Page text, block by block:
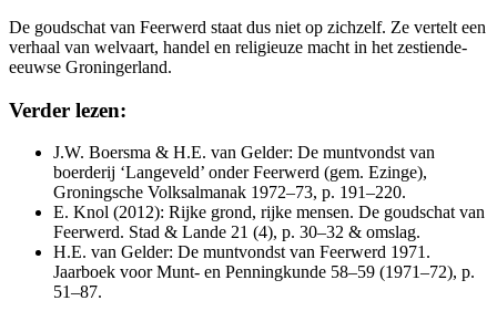
De goudschat van Feerwerd staat dus niet op zichzelf. Ze vertelt een
verhaal van welvaart, handel en religieuze macht in het zestiende-
eeuwse Groningerland.
Verder lezen:
J.W. Boersma & H.E. van Gelder: De muntvondst van
boerderij ‘Langeveld’ onder Feerwerd (gem. Ezinge),
Groningsche Volksalmanak 1972–73, p. 191–220.
E. Knol (2012): Rijke grond, rijke mensen. De goudschat van
Feerwerd. Stad & Lande 21 (4), p. 30–32 & omslag.
H.E. van Gelder: De muntvondst van Feerwerd 1971.
Jaarboek voor Munt- en Penningkunde 58–59 (1971–72), p.
51–87.